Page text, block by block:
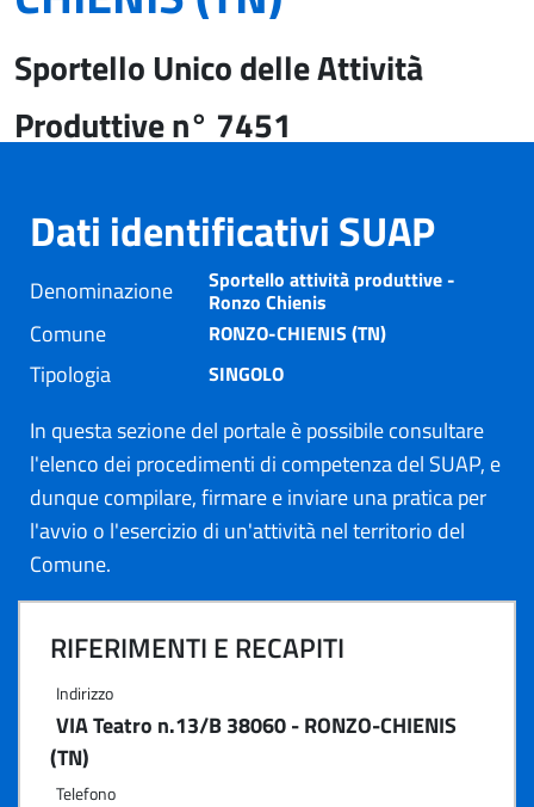
Sportello Unico delle Attività
Produttive n° 7451
Dati identificativi SUAP
Denominazione Sportello attività produttive -
Ronzo Chienis
Comune RONZO-CHIENIS (TN)
Tipologia SINGOLO
In questa sezione del portale è possibile consultare
l'elenco dei procedimenti di competenza del SUAP, e
dunque compilare, firmare e inviare una pratica per
l'avvio o l'esercizio di un'attività nel territorio del
Comune.
RIFERIMENTI E RECAPITI
Indirizzo
VIA Teatro n.13/B 38060 - RONZO-CHIENIS
(TN)
Telefono